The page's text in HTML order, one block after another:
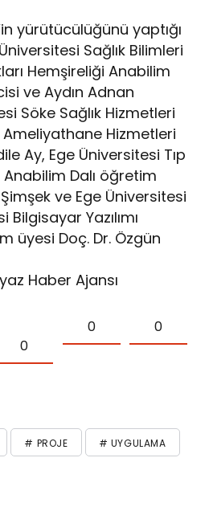
yürütücülüğünü yaptığı
Sağlık Bilimleri
Hemşireliği Anabilim
ve Aydın Adnan
Söke Sağlık Hizmetleri
Ameliyathane Hizmetleri
Ay, Ege Üniversitesi Tıp
Dalı öğretim
ve Ege Üniversitesi
Yazılımı
üyesi Doç. Dr. Özgün
Haber Ajansı
0
0 0
# PROJE # UYGULAMA